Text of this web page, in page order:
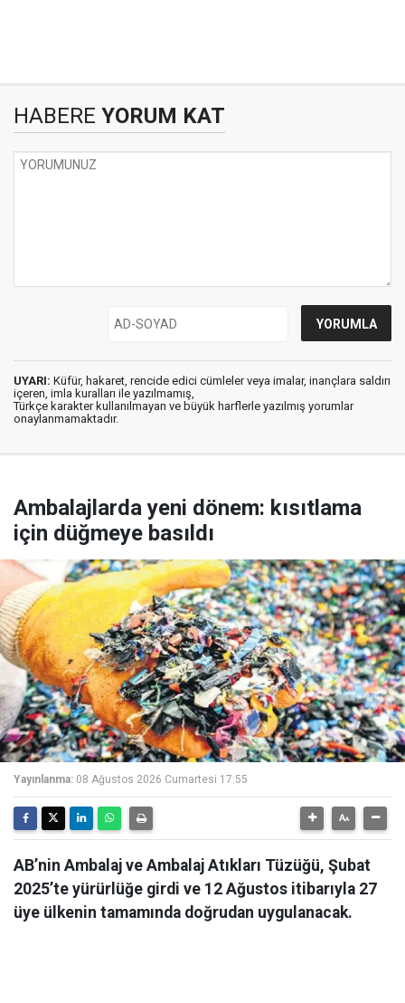
HABERE YORUM KAT
UYARI: Küfür, hakaret, rencide edici cümleler veya imalar, inançlara saldırı
içeren, imla kuralları ile yazılmamış,
Türkçe karakter kullanılmayan ve büyük harflerle yazılmış yorumlar
onaylanmamaktadır.
Ambalajlarda yeni dönem: kısıtlama
için düğmeye basıldı
Yayınlanma: 08 Ağustos 2026 Cumartesi 17:55
AB’nin Ambalaj ve Ambalaj Atıkları Tüzüğü, Şubat
2025’te yürürlüğe girdi ve 12 Ağustos itibarıyla 27
üye ülkenin tamamında doğrudan uygulanacak.